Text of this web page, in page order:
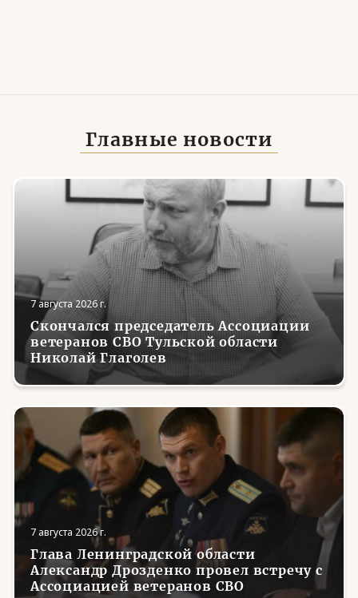
Главные новости
7 августа 2026 г.
Скончался председатель Ассоциации
ветеранов СВО Тульской области
Николай Глаголев
7 августа 2026 г.
Глава Ленинградской области
Александр Дрозденко провел встречу с
Ассоциацией ветеранов СВО